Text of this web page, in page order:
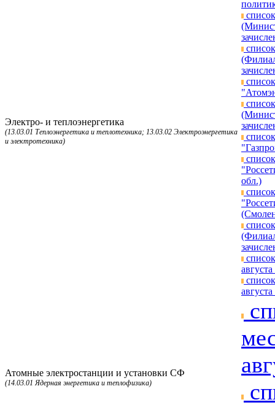
Электро- и теплоэнергетика
(13.03.01 Теплоэнергетика и теплотехника; 13.03.02 Электроэнергетика
и электротехника)
обл.)
Атомные электростанции и установки СФ
(14.03.01 Ядерная энергетика и теплофизика)